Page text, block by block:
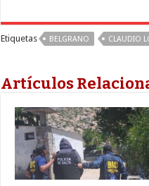
Etiquetas BELGRANO CLAUDIO
Artículos